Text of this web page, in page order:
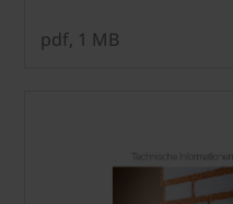
pdf, 1 MB